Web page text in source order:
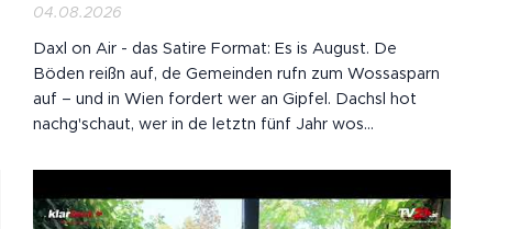
04.08.2026
Daxl on Air - das Satire Format: Es is August. De
Böden reißn auf, de Gemeinden rufn zum Wossasparn
auf – und in Wien fordert wer an Gipfel. Dachsl hot
nachg'schaut, wer in de letztn fünf Jahr wos
2020 ausg'laufn. Wie a Joghurt.